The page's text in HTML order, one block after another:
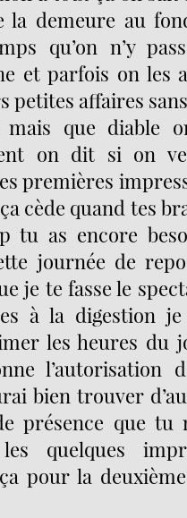
la demeure au
qu’on n’y
et parfois on les
petites affaires
mais que diable
on dit si on
premières
cède quand tes
tu as encore
journée de
je te fasse le
à la digestion
les heures du
l’autorisation
bien trouver
présence que tu
quelques
pour la